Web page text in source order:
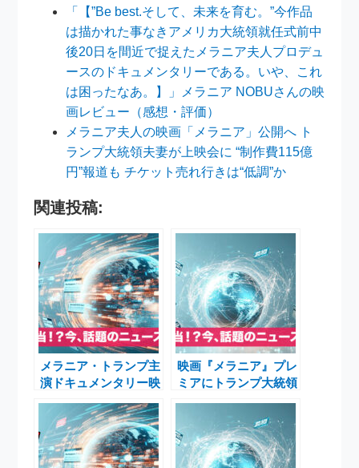
「【”Be best.そして、未来を育む。”今作品
は描かれた事なきアメリカ大統領就任式前中
後20日を間近で捉えたメラニア夫人プロデュ
ースのドキュメンタリーである。いや、これ
は困ったなあ。】」メラニア NOBUさんの映
画レビュー（感想・評価）
メラニア夫人の映画「メラニア」公開へ ト
ランプ大統領夫妻が上映会に “制作費115億
円”報道も チケット売れ行きは“低調”か
関連投稿:
メラニア・トランプ主
演ドキュメンタリー映
日世界公開！トランプ
大統領もプライベート
上映で絶賛
映画『メラニア』プレ
ミアにトランプ大統領
高額契約めぐり議論